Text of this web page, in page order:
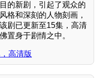
的新剧，引起了观众的
格和深刻的人物刻画，
剧已更新至15集，高清
置身于剧情之中。
高清版